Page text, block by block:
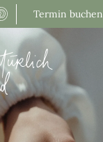
Termin buchen